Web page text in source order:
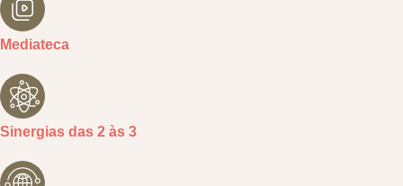
Mediateca
Sinergias das 2 às 3